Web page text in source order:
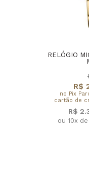
RELÓGIO
R$
no Pix
cartão de
R$
ou 10x